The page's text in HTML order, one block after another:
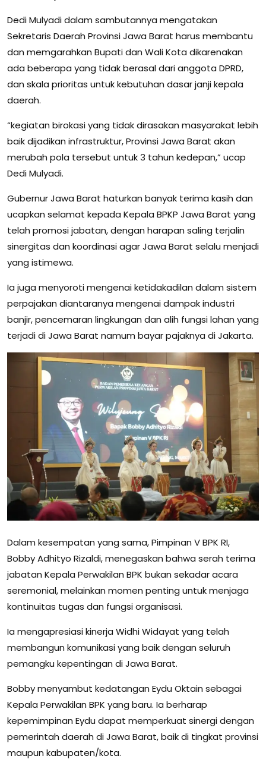
Dedi Mulyadi dalam sambutannya mengatakan
Sekretaris Daerah Provinsi Jawa Barat harus membantu
dan memgarahkan Bupati dan Wali Kota dikarenakan
ada beberapa yang tidak berasal dari anggota DPRD,
dan skala prioritas untuk kebutuhan dasar janji kepala
daerah.
“kegiatan birokasi yang tidak dirasakan masyarakat lebih
baik dijadikan infrastruktur, Provinsi Jawa Barat akan
merubah pola tersebut untuk 3 tahun kedepan,” ucap
Dedi Mulyadi.
Gubernur Jawa Barat haturkan banyak terima kasih dan
ucapkan selamat kepada Kepala BPKP Jawa Barat yang
telah promosi jabatan, dengan harapan saling terjalin
sinergitas dan koordinasi agar Jawa Barat selalu menjadi
yang istimewa.
Ia juga menyoroti mengenai ketidakadilan dalam sistem
perpajakan diantaranya mengenai dampak industri
banjir, pencemaran lingkungan dan alih fungsi lahan yang
terjadi di Jawa Barat namum bayar pajaknya di Jakarta.
Dalam kesempatan yang sama, Pimpinan V BPK RI,
Bobby Adhityo Rizaldi, menegaskan bahwa serah terima
jabatan Kepala Perwakilan BPK bukan sekadar acara
seremonial, melainkan momen penting untuk menjaga
kontinuitas tugas dan fungsi organisasi.
Ia mengapresiasi kinerja Widhi Widayat yang telah
membangun komunikasi yang baik dengan seluruh
pemangku kepentingan di Jawa Barat.
Bobby menyambut kedatangan Eydu Oktain sebagai
Kepala Perwakilan BPK yang baru. Ia berharap
kepemimpinan Eydu dapat memperkuat sinergi dengan
pemerintah daerah di Jawa Barat, baik di tingkat provinsi
maupun kabupaten/kota.